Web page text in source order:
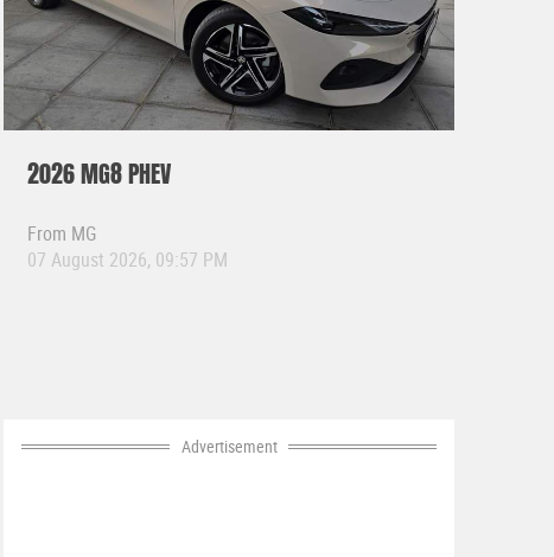
2026 MG8 PHEV
From MG
07 August 2026, 09:57 PM
Advertisement